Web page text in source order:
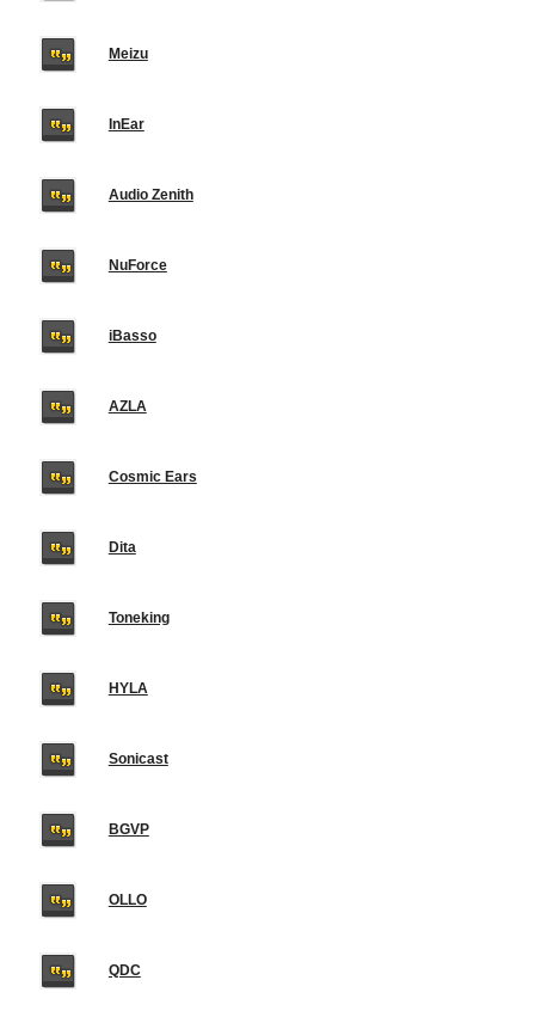
Meizu
InEar
Audio Zenith
NuForce
iBasso
AZLA
Cosmic Ears
Dita
Toneking
HYLA
Sonicast
BGVP
OLLO
QDC